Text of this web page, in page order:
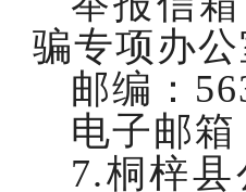
骗专项办公
邮编：
电子邮箱
7.桐梓